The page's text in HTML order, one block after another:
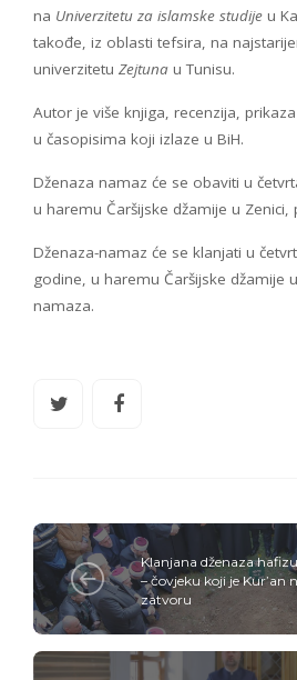
na Univerzitetu za islamske studije u
takođe, iz oblasti tefsira, na
univerzitetu Zejtuna u Tunisu.
Autor je više knjiga, recenzija,
u časopisima koji izlaze u BiH.
Dženaza namaz će se obaviti u
u haremu Čaršijske džamije u
Dženaza-namaz će se klanjati u
godine, u haremu Čaršijske džamije
namaza.
Klanjana dženaza
– čovjeku koji je Kur’an
zatvoru